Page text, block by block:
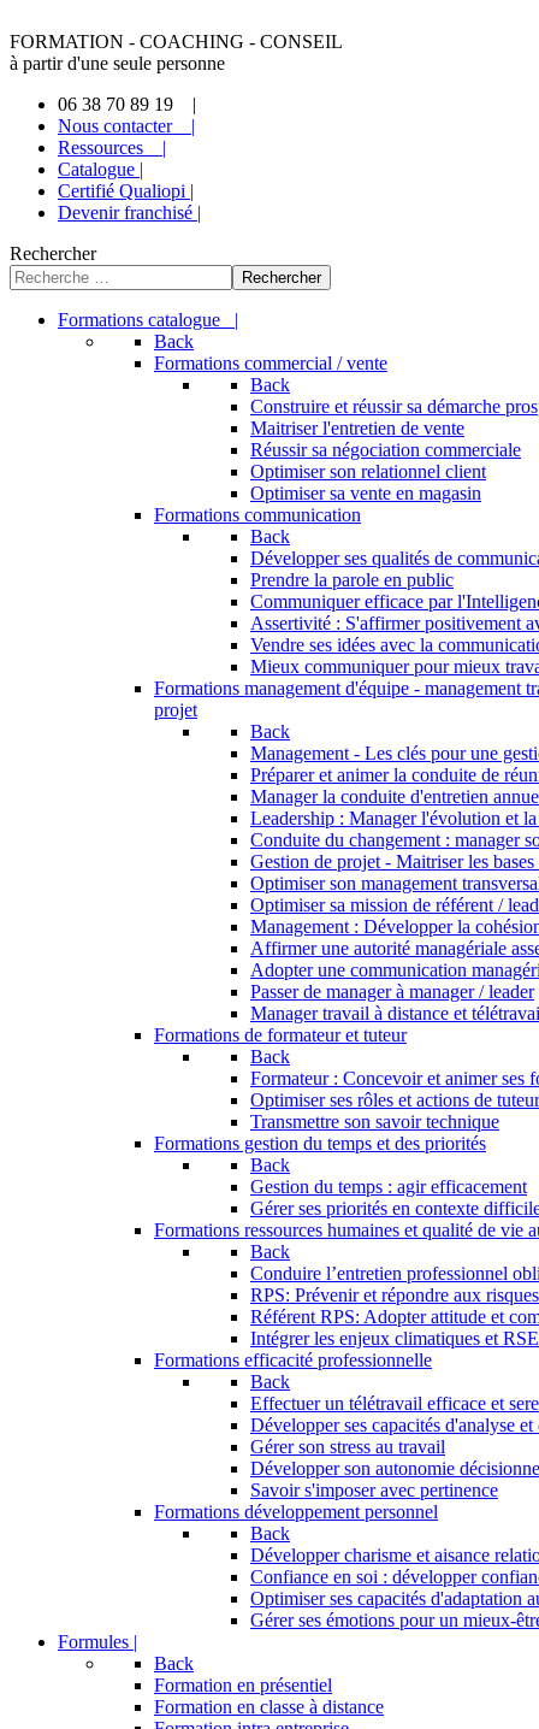
FORMATION - COACHING - CONSEIL
à partir d'une seule personne
06 38 70 89 19 |
Nous contacter |
Ressources |
Catalogue |
Certifié Qualiopi |
Devenir franchisé |
Rechercher
Rechercher
Formations catalogue |
Back
Formations commercial / vente
Back
Construire et réussir sa démarche
Maitriser l'entretien de vente
Réussir sa négociation commerciale
Optimiser son relationnel client
Optimiser sa vente en magasin
Formations communication
Back
Développer ses qualités de
Prendre la parole en public
Communiquer efficace par
Assertivité : S'affirmer positivement
Vendre ses idées avec la
Mieux communiquer pour mieux
Formations management d'équipe - management
projet
Back
Management - Les clés pour une
Préparer et animer la conduite de
Manager la conduite d'entretien
Leadership : Manager l'évolution et
Conduite du changement : manager
Gestion de projet - Maitriser les
Optimiser son management
Optimiser sa mission de référent /
Management : Développer la
Affirmer une autorité managériale
Adopter une communication
Passer de manager à manager / leader
Manager travail à distance et
Formations de formateur et tuteur
Back
Formateur : Concevoir et animer ses
Optimiser ses rôles et actions de tuteur
Transmettre son savoir technique
Formations gestion du temps et des priorités
Back
Gestion du temps : agir efficacement
Gérer ses priorités en contexte
Formations ressources humaines et qualité de vie
Back
Conduire l’entretien professionnel
RPS: Prévenir et répondre aux
Référent RPS: Adopter attitude et
Intégrer les enjeux climatiques et
Formations efficacité professionnelle
Back
Effectuer un télétravail efficace et
Développer ses capacités d'analyse
Gérer son stress au travail
Développer son autonomie
Savoir s'imposer avec pertinence
Formations développement personnel
Back
Développer charisme et aisance
Confiance en soi : développer
Optimiser ses capacités d'adaptation
Gérer ses émotions pour un mieux-
Formules |
Back
Formation en présentiel
Formation en classe à distance